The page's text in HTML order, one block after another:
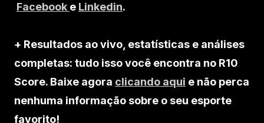
Facebook e Linkedin.
+ Resultados ao vivo, estatísticas e análises
completas: tudo isso você encontra no R10
Score. Baixe agora clicando aqui e não perca
nenhuma informação sobre o seu esporte
favorito!